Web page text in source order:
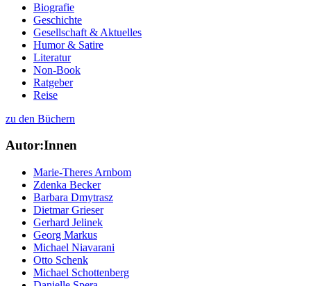
Biografie
Geschichte
Gesellschaft & Aktuelles
Humor & Satire
Literatur
Non-Book
Ratgeber
Reise
zu den Büchern
Autor:Innen
Marie-Theres Arnbom
Zdenka Becker
Barbara Dmytrasz
Dietmar Grieser
Gerhard Jelinek
Georg Markus
Michael Niavarani
Otto Schenk
Michael Schottenberg